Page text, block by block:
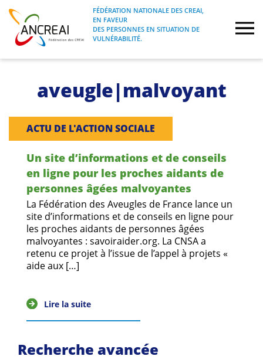
Skip
content
ANCREAI
FÉDÉRATION NATIONALE DES CREAI, EN
FAVEUR DES PERSONNES EN SITUATION
FÉDÉRATION NATIONALE DES CREAI,
EN FAVEUR
DES PERSONNES EN SITUATION DE
VULNÉRABILITÉ.
Journées nationales
Formations
Projets Fédéraux
Espace emploi
Guides et outils
Actualités
aveugle|malvoyant
ACTU DE L'ACTION SOCIALE
Un site d’informations et de conseils
en ligne pour les proches aidants de
personnes âgées malvoyantes
La Fédération des Aveugles de France lance un
site d’informations et de conseils en ligne pour
les proches aidants de personnes âgées
malvoyantes : savoiraider.org. La CNSA a
retenu ce projet à l’issue de l’appel à projets «
aide aux […]
Lire la suite
Recherche avancée